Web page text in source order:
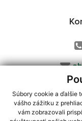
Súbory cookie a ďalšie
vášho zážitku z
vám zobrazovali
využite možnosť